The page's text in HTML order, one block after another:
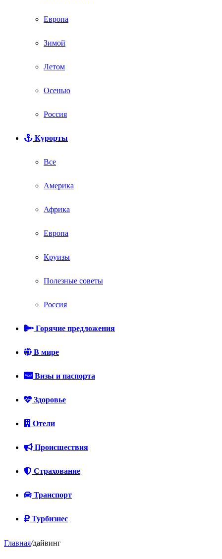
Европа
Зимой
Летом
Осенью
Россия
Курорты
Все
Америка
Африка
Европа
Круизы
Полезные советы
Россия
Горячие предложения
В мире
Визы и паспорта
Здоровье
Отели
Происшествия
Страхование
Транспорт
Турбизнес
Главная/дайвинг